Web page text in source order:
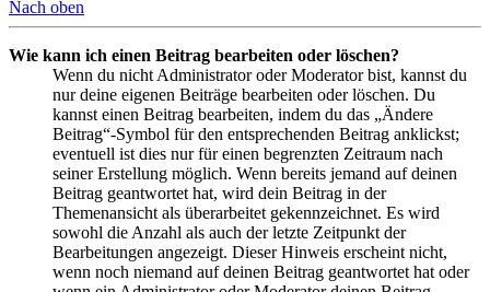
Nach oben
Wie kann ich einen Beitrag bearbeiten oder löschen?
Wenn du nicht Administrator oder Moderator bist, kannst du
nur deine eigenen Beiträge bearbeiten oder löschen. Du
kannst einen Beitrag bearbeiten, indem du das „Ändere
Beitrag“-Symbol für den entsprechenden Beitrag anklickst;
eventuell ist dies nur für einen begrenzten Zeitraum nach
seiner Erstellung möglich. Wenn bereits jemand auf deinen
Beitrag geantwortet hat, wird dein Beitrag in der
Themenansicht als überarbeitet gekennzeichnet. Es wird
sowohl die Anzahl als auch der letzte Zeitpunkt der
Bearbeitungen angezeigt. Dieser Hinweis erscheint nicht,
wenn noch niemand auf deinen Beitrag geantwortet hat oder